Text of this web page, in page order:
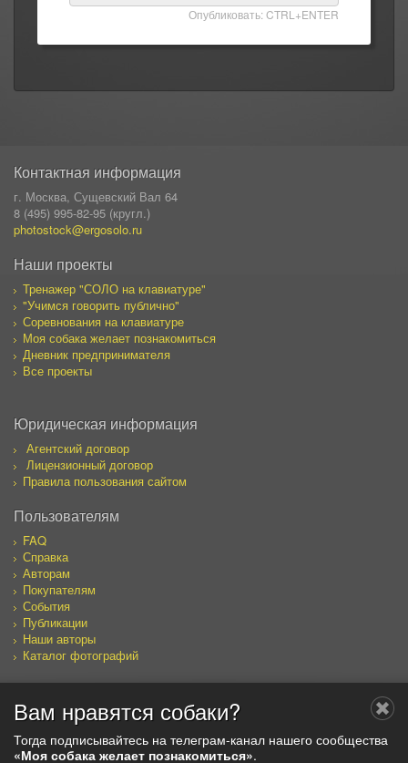
Опубликовать: CTRL+ENTER
Контактная информация
г. Москва, Сущевский Вал 64
8 (495) 995-82-95 (кругл.)
photostock@ergosolo.ru
Наши проекты
Тренажер "СОЛО на клавиатуре"
"Учимся говорить публично"
Соревнования на клавиатуре
Моя собака желает познакомиться
Дневник предпринимателя
Все проекты
Юридическая информация
Агентский договор
Лицензионный договор
Правила пользования сайтом
Пользователям
FAQ
Справка
Авторам
Покупателям
События
Публикации
Наши авторы
Каталог фотографий
Мы в социальных сетях
Вам нравятся собаки?
Тогда подписывайтесь на телеграм-канал нашего сообщества
«Моя собака желает познакомиться».